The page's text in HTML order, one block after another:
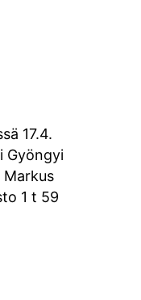
17.4.
Gyöngyi
Markus
1 t 59